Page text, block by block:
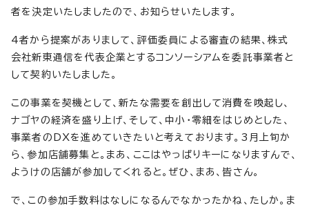
者を決定いたしましたので、お知らせいたします。
4者から提案がありまして、評価委員による審査の結果、株式
会社新東通信を代表企業とするコンソーシアムを委託事業者と
して契約いたしました。
この事業を契機として、新たな需要を創出して消費を喚起し、
ナゴヤの経済を盛り上げ、そして、中小・零細をはじめとした、
事業者のDXを進めていきたいと考えております。3月上旬か
ら、参加店舗募集と。まあ、ここはやっぱりキーになりますんで、
ようけの店舗が参加してくれると。ぜひ、まあ、皆さん。
で、この参加手数料はなしになるんでなかったかね、たしか。ま